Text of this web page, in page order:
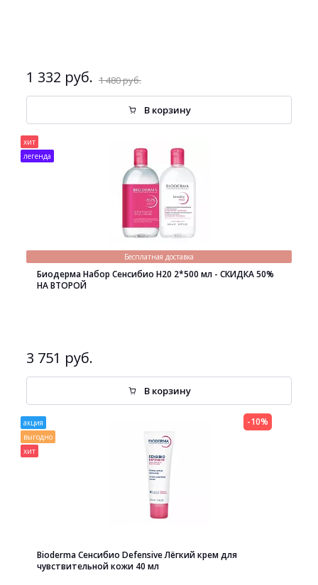
1 332 руб. 1 480 руб.
В корзину
хит
легенда
Бесплатная доставка
Биодерма Набор Сенсибио H20 2*500 мл - СКИДКА 50%
НА ВТОРОЙ
3 751 руб.
В корзину
акция
выгодно
хит
Bioderma Сенсибио Defensive Лёгкий крем для
чувствительной кожи 40 мл
-10%